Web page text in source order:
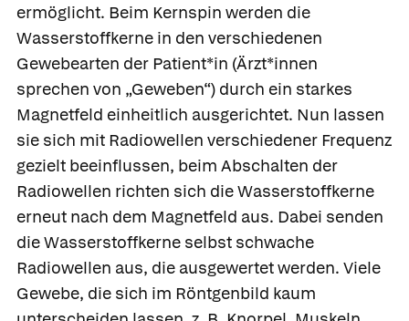
ermöglicht. Beim Kernspin werden die
Wasserstoffkerne in den verschiedenen
Gewebearten der Patient*in (Ärzt*innen
sprechen von „Geweben“) durch ein starkes
Magnetfeld einheitlich ausgerichtet. Nun lassen
sie sich mit Radiowellen verschiedener Frequenz
gezielt beeinflussen, beim Abschalten der
Radiowellen richten sich die Wasserstoffkerne
erneut nach dem Magnetfeld aus. Dabei senden
die Wasserstoffkerne selbst schwache
Radiowellen aus, die ausgewertet werden. Viele
Gewebe, die sich im Röntgenbild kaum